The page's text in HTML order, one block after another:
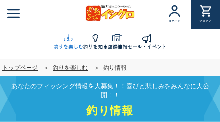
ン
に
移
動
ログイン ショップ
釣りを楽しむ釣りを知る店舗情報セール・イベント
トップページ 釣りを楽しむ 釣り情報
あなたのフィッシング情報を大募集！！喜びと悲しみをみんなに大公
開！！
釣り情報